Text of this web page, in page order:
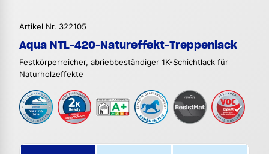
Artikel Nr. 322105
Aqua NTL-420-Natureffekt-Treppenlack
Festkörperreicher, abriebbeständiger 1K-Schichtlack für
Naturholzeffekte